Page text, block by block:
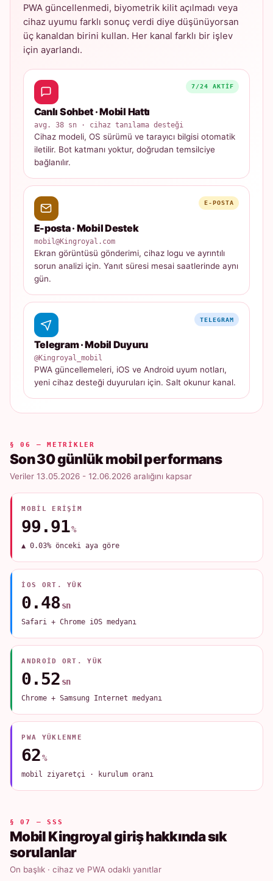
PWA güncellenmedi, biyometrik kilit açılmadı veya
cihaz uyumu farklı sonuç verdi diye düşünüyorsan
üç kanaldan birini kullan. Her kanal farklı bir işlev
için ayarlandı.
7/24 AKTIF
Canlı Sohbet · Mobil Hattı
avg. 38 sn · cihaz tanılama desteği
Cihaz modeli, OS sürümü ve tarayıcı bilgisi otomatik
iletilir. Bot katmanı yoktur, doğrudan temsilciye
bağlanılır.
E-POSTA
E-posta · Mobil Destek
mobil@Kingroyal.com
Ekran görüntüsü gönderimi, cihaz logu ve ayrıntılı
sorun analizi için. Yanıt süresi mesai saatlerinde aynı
gün.
TELEGRAM
Telegram · Mobil Duyuru
@Kingroyal_mobil
PWA güncellemeleri, iOS ve Android uyum notları,
yeni cihaz desteği duyuruları için. Salt okunur kanal.
§ 06 — METRIKLER
Son 30 günlük mobil performans
Veriler 13.05.2026 - 12.06.2026 aralığını kapsar
MOBIL ERIŞIM
99.91%
▲ 0.03% önceki aya göre
IOS ORT. YÜK
0.48 sn
Safari + Chrome iOS medyanı
ANDROID ORT. YÜK
0.52 sn
Chrome + Samsung Internet medyanı
PWA YÜKLENME
62%
mobil ziyaretçi · kurulum oranı
§ 07 — SSS
Mobil Kingroyal giriş hakkında sık
sorulanlar
On başlık · cihaz ve PWA odaklı yanıtlar